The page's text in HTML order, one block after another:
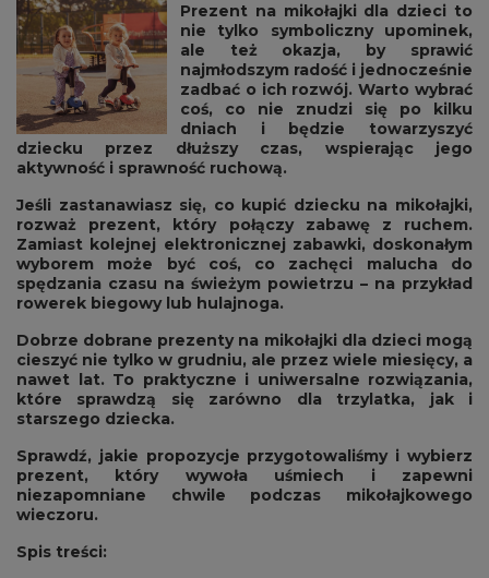
Prezent na mikołajki dla dzieci to
nie tylko symboliczny upominek,
ale też okazja, by sprawić
najmłodszym radość i jednocześnie
zadbać o ich rozwój. Warto wybrać
coś, co nie znudzi się po kilku
dniach i będzie towarzyszyć
dziecku przez dłuższy czas, wspierając jego
aktywność i sprawność ruchową.
Jeśli zastanawiasz się, co kupić dziecku na mikołajki,
rozważ prezent, który połączy zabawę z ruchem.
Zamiast kolejnej elektronicznej zabawki, doskonałym
wyborem może być coś, co zachęci malucha do
spędzania czasu na świeżym powietrzu – na przykład
rowerek biegowy lub hulajnoga.
Dobrze dobrane prezenty na mikołajki dla dzieci mogą
cieszyć nie tylko w grudniu, ale przez wiele miesięcy, a
nawet lat. To praktyczne i uniwersalne rozwiązania,
które sprawdzą się zarówno dla trzylatka, jak i
starszego dziecka.
Sprawdź, jakie propozycje przygotowaliśmy i wybierz
prezent, który wywoła uśmiech i zapewni
niezapomniane chwile podczas mikołajkowego
wieczoru.
Spis treści: